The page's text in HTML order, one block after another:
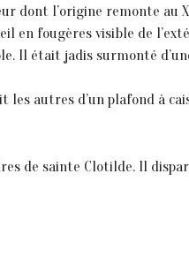
dont l’origine remonte
fougères visible de
Il était jadis surmonté
autres d’un plafond à
de sainte Clotilde. Il